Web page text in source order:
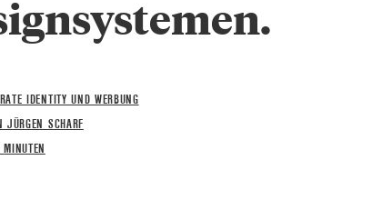
IDENTITY UND WERBUNG
JÜRGEN SCHARF
MINUTEN